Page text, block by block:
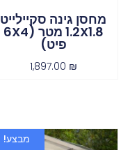
מחסן גינה סקיילייט
1.2X1.8 מטר (6X4
פיט)
1,897.00 ₪
מבצע!